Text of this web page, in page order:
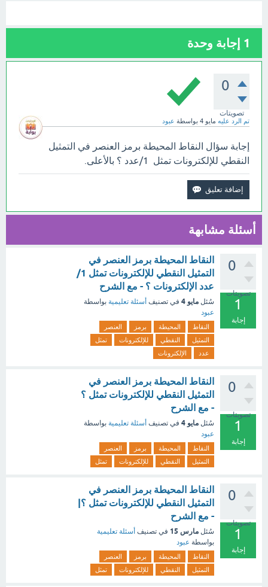
1 إجابة وحدة
0
تصويتات
تم الرد عليه مايو 4 بواسطة عبود
إجابة سؤال النقاط المحيطة برمز العنصر في التمثيل
النقطي للإلكترونات تمثل 1/عدد ؟ بالأعلى.
أسئلة مشابهة
0
تصويتات
1
إجابة
النقاط المحيطة برمز العنصر في
التمثيل النقطي للإلكترونات تمثل 1/
عدد الإلكترونات ؟ - مع الشرح
سُئل مايو 4 في تصنيف أسئلة تعليمية بواسطة
عبود
النقاط المحيطة برمز
العنصر
التمثيل
النقطي للإلكترونات
تمثل
عدد
الإلكترونات
0
تصويتات
1
إجابة
النقاط المحيطة برمز العنصر في
التمثيل النقطي للإلكترونات تمثل ؟
- مع الشرح
سُئل مايو 4 في تصنيف أسئلة تعليمية بواسطة
عبود
النقاط المحيطة برمز
العنصر
التمثيل
النقطي للإلكترونات تمثل
0
تصويتات
1
إجابة
النقاط المحيطة برمز العنصر في
التمثيل النقطي للإلكترونات تمثل ؟|
- مع الشرح
سُئل مارس 15 في تصنيف أسئلة تعليمية
بواسطة عبود
النقاط المحيطة برمز
العنصر
التمثيل
النقطي للإلكترونات تمثل